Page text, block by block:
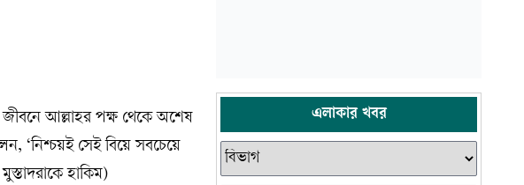
আল্লাহর পক্ষ থেকে অশেষ
‘নিশ্চয়ই সেই বিয়ে সবচেয়ে
হাকিম)
এলাকার খবর